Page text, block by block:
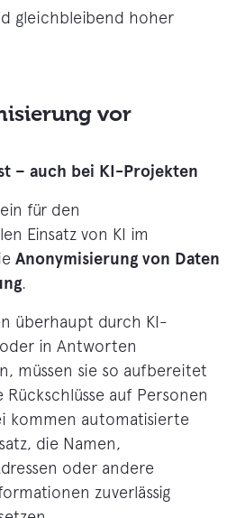
gleichbleibend hoher
vor
– auch bei KI-Projekten
für den
Einsatz von KI im
Anonymisierung von Daten
.
überhaupt durch KI-
in Antworten
müssen sie so aufbereitet
auf Personen
kommen automatisierte
die Namen,
oder andere
zuverlässig